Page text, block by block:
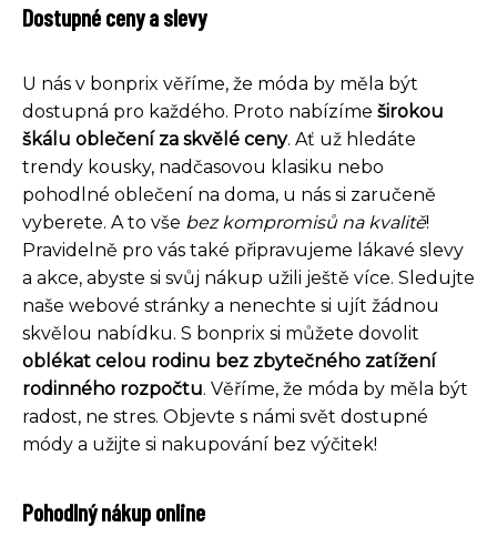
Dostupné ceny a slevy
U nás v bonprix věříme, že móda by měla být
dostupná pro každého. Proto nabízíme širokou
škálu oblečení za skvělé ceny. Ať už hledáte
trendy kousky, nadčasovou klasiku nebo
pohodlné oblečení na doma, u nás si zaručeně
vyberete. A to vše bez kompromisů na kvalitě!
Pravidelně pro vás také připravujeme lákavé slevy
a akce, abyste si svůj nákup užili ještě více. Sledujte
naše webové stránky a nenechte si ujít žádnou
skvělou nabídku. S bonprix si můžete dovolit
oblékat celou rodinu bez zbytečného zatížení
rodinného rozpočtu. Věříme, že móda by měla být
radost, ne stres. Objevte s námi svět dostupné
módy a užijte si nakupování bez výčitek!
Pohodlný nákup online